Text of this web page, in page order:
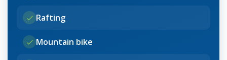
Rafting
Mountain bike